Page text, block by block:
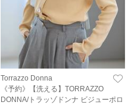
Torrazzo Donna
《予約》【洗える】TORRAZZO
DONNA/トラッゾドンナ ビジューポロ